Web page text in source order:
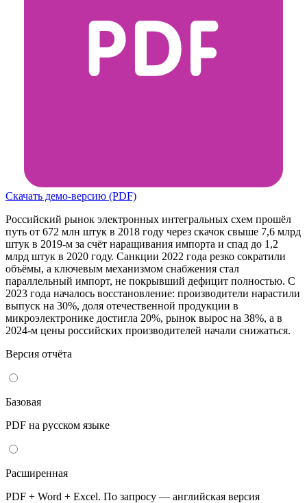
Скачать демо-версию (PDF)
Российский рынок электронных интегральных схем прошёл
путь от 672 млн штук в 2018 году через скачок свыше 7,6 млрд
штук в 2019-м за счёт наращивания импорта и спад до 1,2
млрд штук в 2020 году. Санкции 2022 года резко сократили
объёмы, а ключевым механизмом снабжения стал
параллельный импорт, не покрывший дефицит полностью. С
2023 года началось восстановление: производители нарастили
выпуск на 30%, доля отечественной продукции в
микроэлектронике достигла 20%, рынок вырос на 38%, а в
2024-м цены российских производителей начали снижаться.
Версия отчёта
Базовая
PDF на русском языке
Расширенная
PDF + Word + Excel. По запросу — английская версия